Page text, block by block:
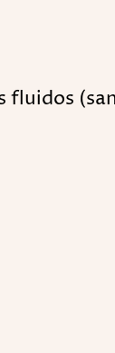
fluidos